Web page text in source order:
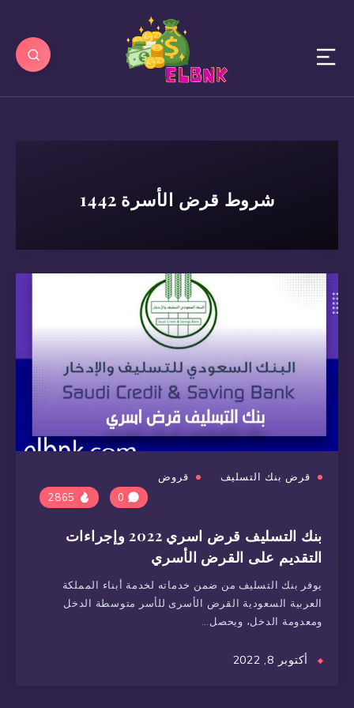
شروط قرض الأسرة 1442
قرض بنك التسليف
قروض
0
بنك التسليف قرض اسري 2022 وإجراءات
التقديم على القرض الأسري
يوفر بنك التسليف من ضمن خدماته لخدمة أبناء المملكة
العربية السعودية القرض الأسرى للأسر متوسطة الدخل
ومعدومة الدخل، ويحصل…
أكتوبر 8, 2022